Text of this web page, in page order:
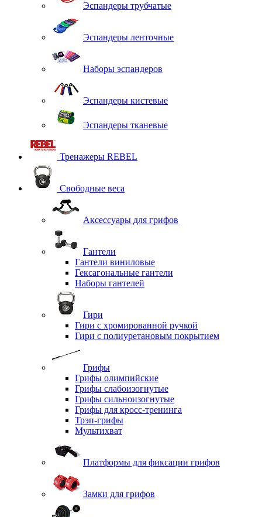
Эспандеры трубчатые
Эспандеры ленточные
Наборы эспандеров
Эспандеры кистевые
Эспандеры тканевые
Тренажеры REBEL
Свободные веса
Аксессуары для грифов
Гантели
Гантели виниловые
Гексагональные гантели
Наборы гантелей
Гири
Гири с хромированной ручкой
Гири с полиуретановым покрытием
Грифы
Грифы олимпийские
Грифы слабоизогнутые
Грифы сильноизогнутые
Грифы для кросс-тренинга
Трэп-грифы
Мультихват
Платформы для фиксации грифов
Замки для грифов